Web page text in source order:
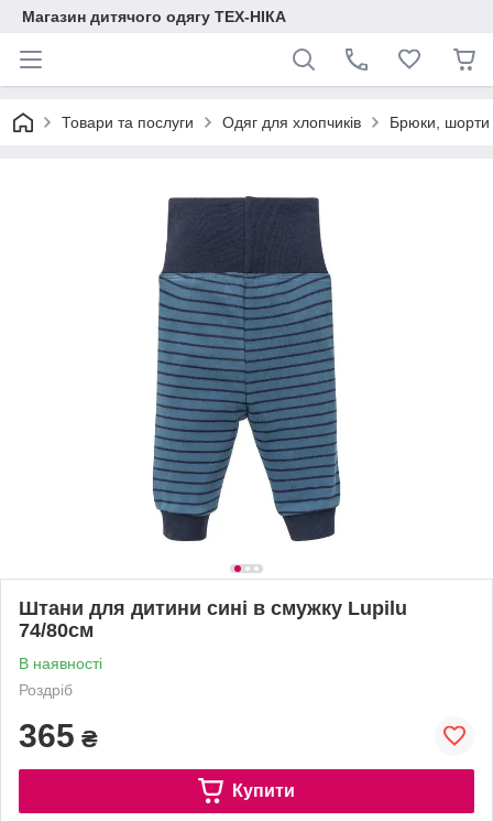
Магазин дитячого одягу ТЕХ-НІКА
Товари та послуги Одяг для хлопчиків Брюки, шорти
Штани для дитини сині в смужку Lupilu
74/80см
В наявності
Роздріб
365 ₴
Купити